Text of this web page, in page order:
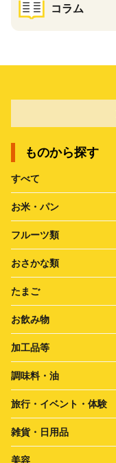
コラム
ものから探す
すべて
お米・パン
フルーツ類
おさかな類
たまご
お飲み物
加工品等
調味料・油
旅行・イベント・体験
雑貨・日用品
美容